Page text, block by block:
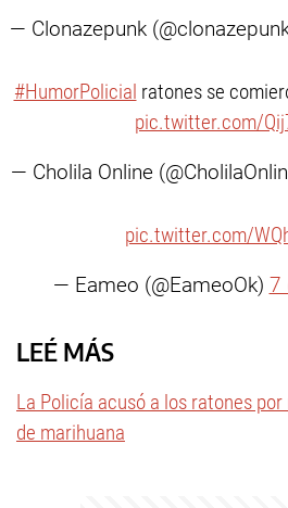
— Clonazepunk
#HumorPolicial ratones se
pic.twitter.com/
— Cholila Online
pic.twitter.com/
— Eameo (@EameoOk) 7
LEÉ MÁS
La Policía acusó a los ratones
de marihuana